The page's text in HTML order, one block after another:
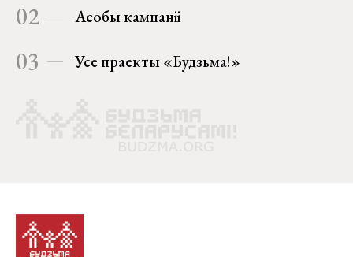
02 Асобы кампаніі
03 Усе праекты «Будзьма!»